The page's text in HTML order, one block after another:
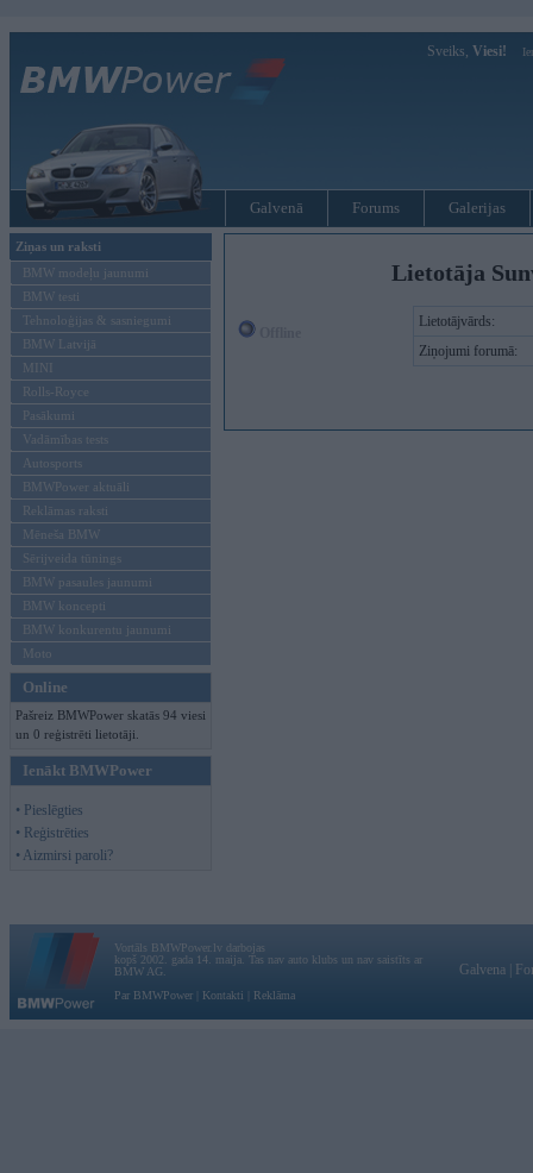
Sveiks, Viesi!
Galvenā Forums Galerijas
Ziņas un raksti
BMW modeļu jaunumi
BMW testi
Tehnoloģijas & sasniegumi
BMW Latvijā
MINI
Rolls-Royce
Pasākumi
Vadāmības tests
Autosports
BMWPower aktuāli
Reklāmas raksti
Mēneša BMW
Sērijveida tūnings
BMW pasaules jaunumi
BMW koncepti
BMW konkurentu jaunumi
Moto
Online
Pašreiz BMWPower skatās 94 viesi
un 0 reģistrēti lietotāji.
Ienākt BMWPower
• Pieslēgties
• Reģistrēties
• Aizmirsi paroli?
Lietotāja
Lietotājvārds:
Ziņojumi forumā:
Vortāls BMWPower.lv darbojas
kopš 2002. gada 14. maija. Tas nav auto klubs un nav saistīts ar
BMW AG.
Par BMWPower
Kontakti Reklāma
Galvena